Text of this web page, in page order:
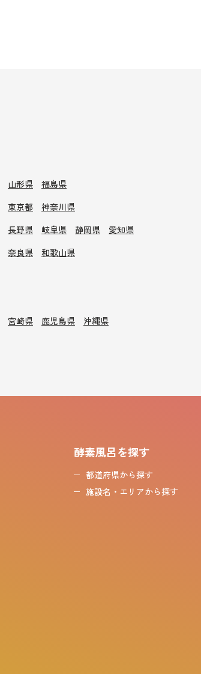
山形県 福島県
東京都 神奈川県
長野県 岐阜県 静岡県 愛知県
奈良県 和歌山県
宮崎県 鹿児島県 沖縄県
酵素風呂を探す
都道府県から探す
施設名・エリアから探す